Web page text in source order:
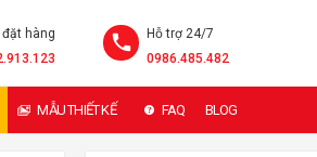
Hỗ trợ 24/7
0986.485.482
đặt hàng
MẪU THIẾT KẾ FAQ BLOG